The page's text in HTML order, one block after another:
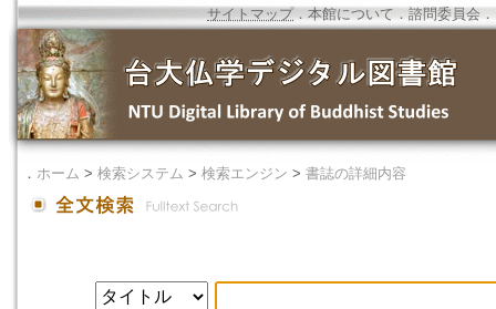
サイトマップ．本館について ． 諮問委員会 ．
． ホーム > 検索システム > 検索エンジン > 書誌の詳細内容